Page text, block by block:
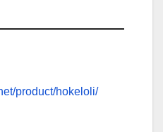
product/hokeloli/